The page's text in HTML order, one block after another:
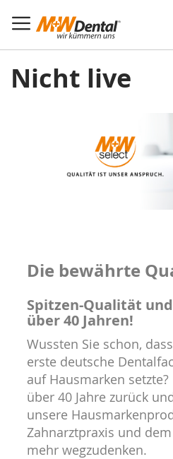
Nicht live
Die bewährte
Spitzen-Qualität
über 40 Jahren!
Wussten Sie schon,
erste deutsche
auf Hausmarken
über 40 Jahre zurück
unsere
Zahnarztpraxis und
mehr wegzudenken.